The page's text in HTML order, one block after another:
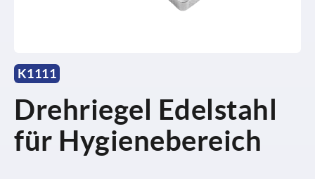
K1111
Drehriegel Edelstahl
für Hygienebereich